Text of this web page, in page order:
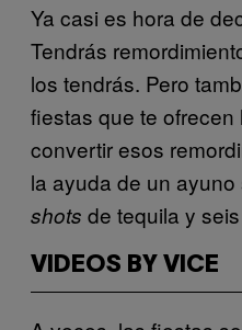
Ya casi es hora de
Tendrás
los tendrás. Pero
fiestas que te
convertir esos
la ayuda de un
shots de tequila y
VIDEOS BY VICE